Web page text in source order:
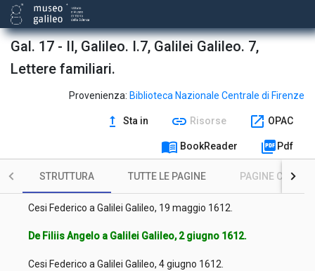
Gal. 17 - II, Galileo. I.7, Galilei Galileo. 7,
Lettere familiari.
Provenienza: Biblioteca Nazionale Centrale di Firenze
upgrade Sta in link Risorse open_in_new OPAC
menu_book BookReader picture_as_pdf Pdf
STRUTTURA TUTTE LE PAGINE PAGINE CON
Magini Giovanni Antonio a Galilei Galileo, 10 gennaio 1612.
Cioli Andrea a Galilei Galileo, 12 gennaio 1612.
Cesi Federico a Galilei Galileo, 8 febbraio 1613.
Cardi Ludovico (detto Il Cigoli) a Galilei Galileo, 13 aprile 1612.
Cesi Federico a Galilei Galileo, 14 aprile 1612.
Cesi Federico a Galilei Galileo, 19 maggio 1612.
De Filiis Angelo a Galilei Galileo, 2 giugno 1612.
Cesi Federico a Galilei Galileo, 4 giugno 1612.